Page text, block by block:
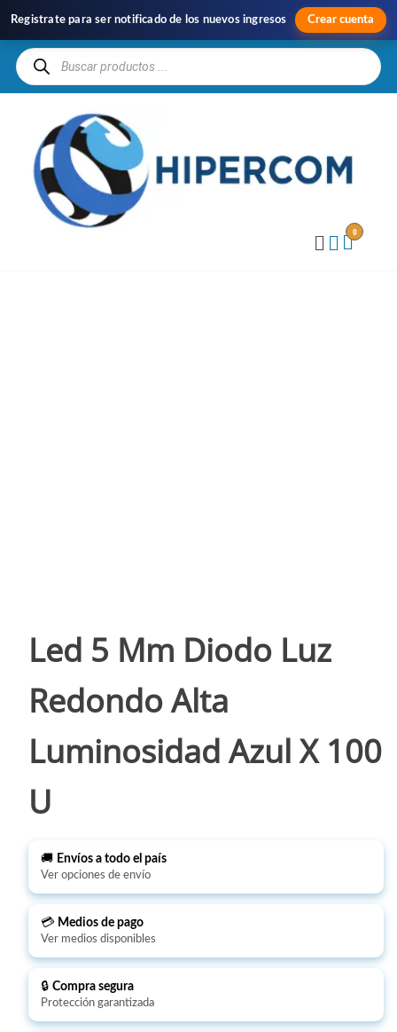
Registrate para ser notificado de los nuevos ingresos Crear cuenta
0
Led 5 Mm Diodo Luz
Redondo Alta
Luminosidad Azul X 100
U
🚚 Envíos a todo el país
Ver opciones de envío
💳 Medios de pago
Ver medios disponibles
🔒 Compra segura
Protección garantizada